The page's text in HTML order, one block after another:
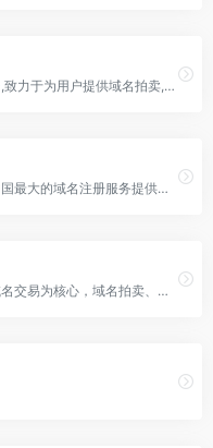
金名网是一家第三方域名交易平台,致力于为用户提供域名拍卖,域名交易,域名出售,域名中介,域名代购,自定义出售页,域名停放,域名经纪等域名增值服务.
阿里云万网是阿里云旗下品牌，中国最大的域名注册服务提供商，致力于成为全球域名服务引领者，提供域名、建站、备案等上云基础服务，让创业更简单！
域名交易平台立足于打造一个以域名交易为核心，域名拍卖、域名竞价、域名经纪中介交易为主要交易方式的域名买卖平台，并提供域名抢注、域名展示页等辅助工具及应用，并成功为CCTV、苏宁、微软、百度Baidu、新浪SINA、QIHU 360、腾讯QQ等多家企业买回域名。